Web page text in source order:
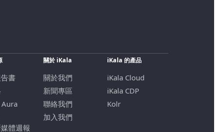
書
體週報
關於 iKala
關於我們
新聞專區
聯絡我們
加入我們
iKala 的產品
iKala Cloud
iKala CDP
Kolr